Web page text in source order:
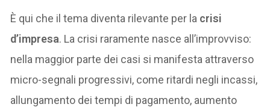
È qui che il tema diventa rilevante per la crisi
d’impresa. La crisi raramente nasce all’improvviso:
nella maggior parte dei casi si manifesta attraverso
micro-segnali progressivi, come ritardi negli incassi,
allungamento dei tempi di pagamento, aumento